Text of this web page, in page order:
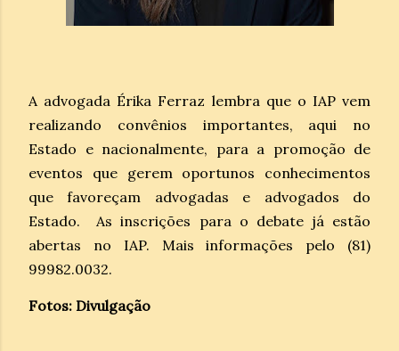
A advogada Érika Ferraz lembra que o IAP vem
realizando convênios importantes, aqui no
Estado e nacionalmente, para a promoção de
eventos que gerem oportunos conhecimentos
que favoreçam advogadas e advogados do
Estado. As inscrições para o debate já estão
abertas no IAP. Mais informações pelo (81)
99982.0032.
Fotos: Divulgação